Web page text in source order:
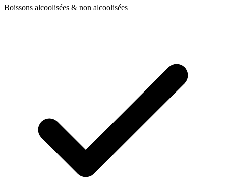
Boissons alcoolisées & non alcoolisées